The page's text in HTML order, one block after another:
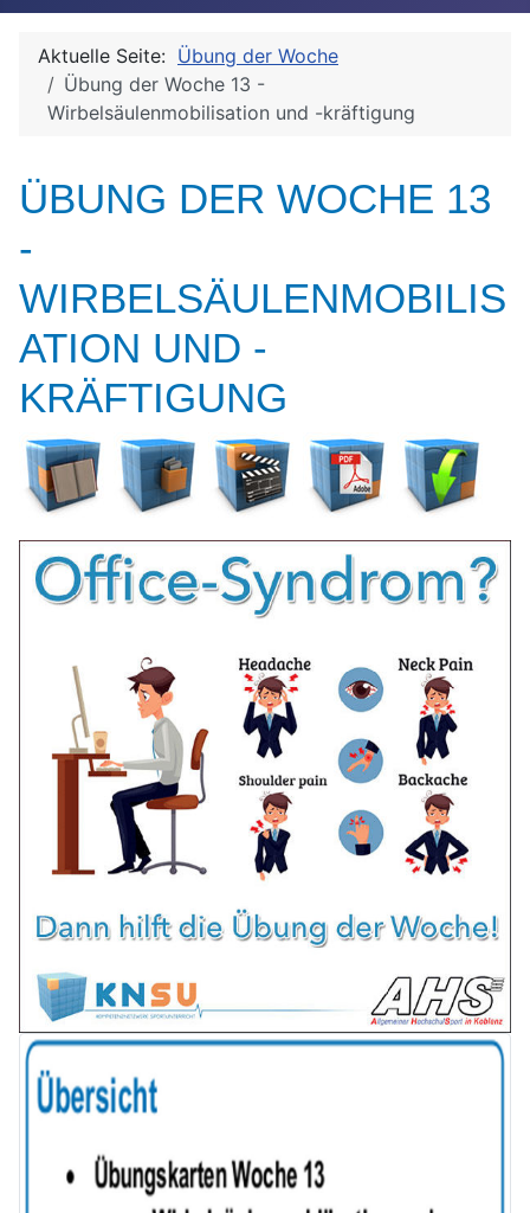
Aktuelle Seite: Übung der Woche
Übung der Woche 13 -
Wirbelsäulenmobilisation und -kräftigung
ÜBUNG DER WOCHE 13
-
WIRBELSÄULENMOBILIS
ATION UND -
KRÄFTIGUNG